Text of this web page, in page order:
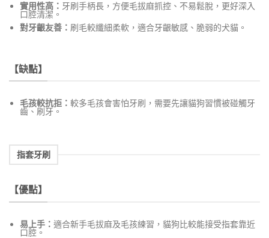
實用性高： 牙刷手柄長，方便毛拔麻抓控、不易鬆脫，更好深入
口腔清潔。
對牙齦友善： 刷毛較纖細柔軟，適合牙齦敏感、脆弱的犬貓。
【缺點】
毛孩較抗拒：較多毛孩會害怕牙刷，需要先讓貓狗習慣被碰觸牙
齒、刷牙。
指套牙刷
【優點】
易上手：適合新手毛拔麻及毛孩練習，貓狗比較能接受指套靠近
口腔。